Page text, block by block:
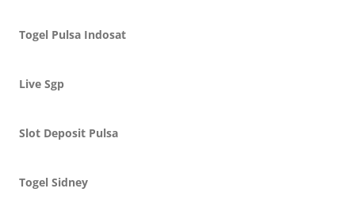
Togel Pulsa Indosat
Live Sgp
Slot Deposit Pulsa
Togel Sidney